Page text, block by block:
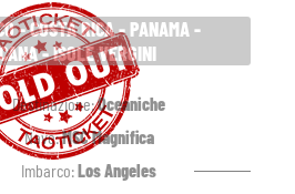
- COSTA RICA - PANAMA -
- ISOLE VERGINI
Destinazione:Oceaniche
Nave:MSC Magnifica
Imbarco:Los Angeles